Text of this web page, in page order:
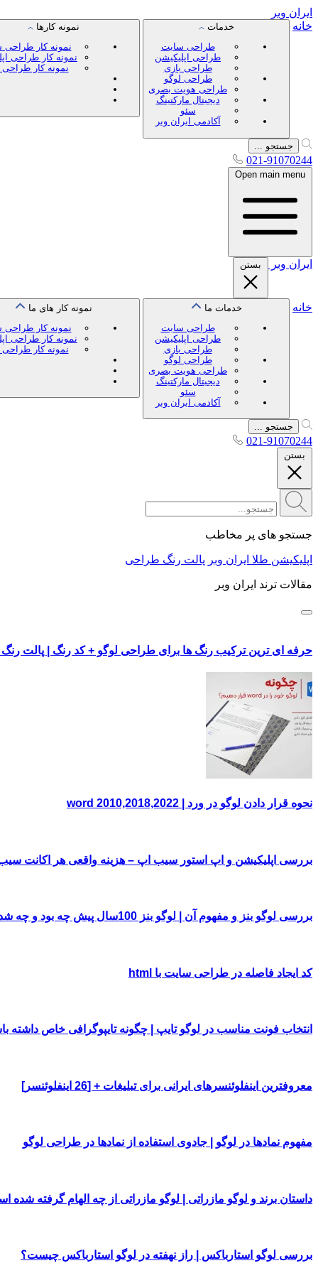
ایران وبر
خانه
خدمات
طراحی سایت
طراحی اپلیکیشن
طراحی بازی
طراحی لوگو
طراحی هویت بصری
دیجیتال مارکتینگ
سئو
آکادمی ایران وبر
نمونه کارها
نمونه کار
نمونه کار طراحی
نمونه کار طراحی
جستجو ...
021-91070244
Open main menu
ایران وبر بستن
خانه
خدمات ما
طراحی سایت
طراحی اپلیکیشن
طراحی بازی
طراحی لوگو
طراحی هویت بصری
دیجیتال مارکتینگ
سئو
آکادمی ایران وبر
نمونه کار های ما
نمونه کار
نمونه کار طراحی
نمونه کار طراحی
جستجو ...
021-91070244
بستن
جستجو های پر مخاطب
اپلیکیشن طلا ایران وبر پالت رنگ طراحی
مقالات ترند ایران وبر
حرفه ای ترین ترکیب رنگ ها برای طراحی لوگو + کد رنگ | پالت
نحوه قرار دادن لوگو در ورد | word 2010,2018,2022
بررسی اپلیکیشن و اپ استور سیب اپ – هزینه واقعی هر اکانت
بررسی لوگو بنز و مفهوم آن | لوگو بنز 100سال پیش چه بود و چه شد!
کد ایجاد فاصله در طراحی سایت با html
انتخاب فونت مناسب در لوگو تایپ | چگونه تایپوگرافی خاص داشته
معروفترین اینفلوئنسرهای ایرانی برای تبلیغات + [26 اینفلوئنسر]
مفهوم نمادها در لوگو | جادوی استفاده از نمادها در طراحی لوگو
داستان برند و لوگو مازراتی | لوگو مازراتی از چه الهام گرفته شده
بررسی لوگو استارباکس | راز نهفته در لوگو استارباکس چیست؟